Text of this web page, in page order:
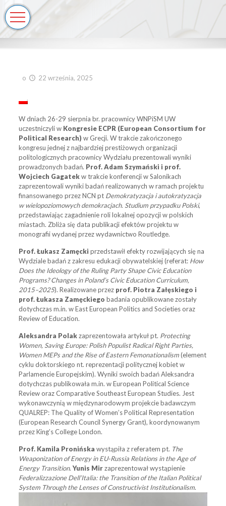
o 22 września, 2025
W dniach 26-29 sierpnia br. pracownicy WNPiSM UW
uczestniczyli w Kongresie ECPR (European Consortium for
Political Research) w Grecji. W trakcie zakończonego
kongresu jednej z najbardziej prestiżowych organizacji
politologicznych pracownicy Wydziału prezentowali wyniki
prowadzonych badań. Prof. Adam Szymański i prof.
Wojciech Gagatekw trakcie konferencji w Salonikach
zaprezentowali wyniki badań realizowanych w ramach projektu
finansowanego przez NCN pt Demokratyzacja i autokratyzacja
w wielopoziomowych demokracjach. Studium przypadku Polski,
przedstawiając zagadnienie roli lokalnej opozycji w polskich
miastach. Zbliża się data publikacji efektów projektu w
monografii wydanej przez wydawnictwo Routledge.
Prof. Łukasz Zamęcki przedstawił efekty rozwijających się na
Wydziale badań z zakresu edukacji obywatelskiej (referat: How
Does the Ideology of the Ruling Party Shape Civic Education
Programs? Changes in Poland’s Civic Education Curriculum,
2015–2025). Realizowane przez prof. Piotra Załęskiego i
prof. Łukasza Zamęckiego badania opublikowane zostały
dotychczas m.in. w East European Politics and Societies oraz
Review of Education.
Aleksandra Polakzaprezentowała artykuł pt. Protecting
Women, Saving Europe: Polish Populist Radical Right Parties,
Women MEPs and the Rise of Eastern Femonationalism(element
cyklu doktorskiego nt. reprezentacji politycznej kobiet w
Parlamencie Europejskim). Wyniki swoich badań Aleksandra
dotychczas publikowała m.in. w European Political Science
Review oraz Comparative Southeast European Studies. Jest
wykonawczynią w międzynarodowym projekcie badawczym
QUALREP: The Quality of Women’s Political Representation
(European Research Council Synergy Grant), koordynowanym
przez King’s College London.
Prof. Kamila Pronińska wystąpiła z referatem pt. The
Weaponization of Energy in EU-Russia Relations in the Age of
Energy Transition.Yunis Mirzaprezentował wystąpienie
Federalizzazione Dell’Italia: the Transition of the Italian Political
System Through the Lenses of Constructivist Institutionalism.